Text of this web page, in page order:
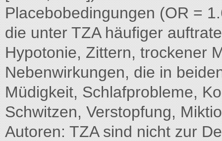
Placebobedingungen (OR =
die unter TZA häufiger
Hypotonie, Zittern, trockener
Nebenwirkungen, die in
Müdigkeit, Schlafprobleme,
Schwitzen, Verstopfung,
Autoren: TZA sind nicht zur